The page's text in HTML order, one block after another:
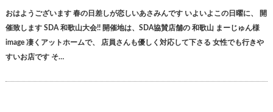
おはようございます 春の日差しが恋しいあさみんです いよいよこの日曜に、 開
催致します SDA 和歌山大会!! 開催地は、SDA協賛店舗の 和歌山 まーじゅん様
image 凄くアットホームで、 店員さんも優しく対応して下さる 女性でも行きや
すいお店です そ…